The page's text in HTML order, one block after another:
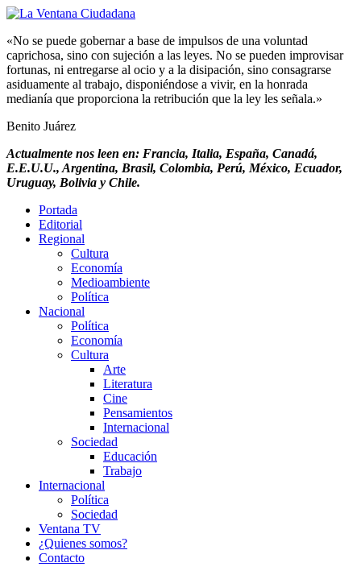
«No se puede gobernar a base de impulsos de una voluntad
caprichosa, sino con sujeción a las leyes. No se pueden improvisar
fortunas, ni entregarse al ocio y a la disipación, sino consagrarse
asiduamente al trabajo, disponiéndose a vivir, en la honrada
medianía que proporciona la retribución que la ley les señala.»
Benito Juárez
Actualmente nos leen en: Francia, Italia, España, Canadá,
E.E.U.U., Argentina, Brasil, Colombia, Perú, México, Ecuador,
Uruguay, Bolivia y Chile.
Portada
Editorial
Regional
Cultura
Economía
Medioambiente
Política
Nacional
Política
Economía
Cultura
Arte
Literatura
Cine
Pensamientos
Internacional
Sociedad
Educación
Trabajo
Internacional
Política
Sociedad
Ventana TV
¿Quienes somos?
Contacto